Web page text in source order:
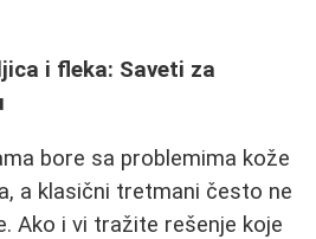
i fleka: Saveti za
bore sa problemima kože
a klasični tretmani često ne
Ako i vi tražite rešenje koje